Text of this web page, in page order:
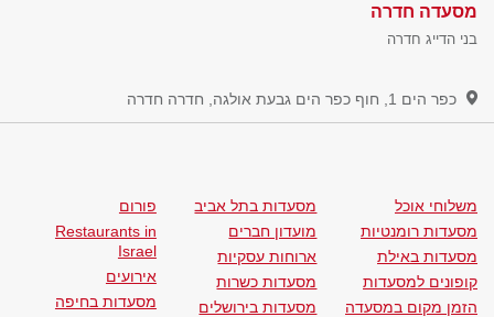
מסעדה חדרה
בני הדייג חדרה
כפר הים 1, חוף כפר הים גבעת אולגה, חדרה חדרה
משלוחי אוכל
מסעדות רומנטיות
מסעדות באילת
קופונים למסעדות
הזמן מקום במסעדה
מסעדות בתל אביב
מועדון חברים
ארוחות עסקיות
מסעדות כשרות
מסעדות בירושלים
פורום
Restaurants in
Israel
אירועים
מסעדות בחיפה